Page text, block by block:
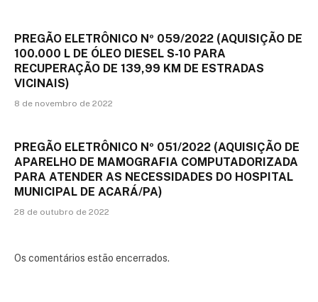
PREGÃO ELETRÔNICO Nº 059/2022 (AQUISIÇÃO DE
100.000 L DE ÓLEO DIESEL S-10 PARA
RECUPERAÇÃO DE 139,99 KM DE ESTRADAS
VICINAIS)
8 de novembro de 2022
PREGÃO ELETRÔNICO Nº 051/2022 (AQUISIÇÃO DE
APARELHO DE MAMOGRAFIA COMPUTADORIZADA
PARA ATENDER AS NECESSIDADES DO HOSPITAL
MUNICIPAL DE ACARÁ/PA)
28 de outubro de 2022
Os comentários estão encerrados.